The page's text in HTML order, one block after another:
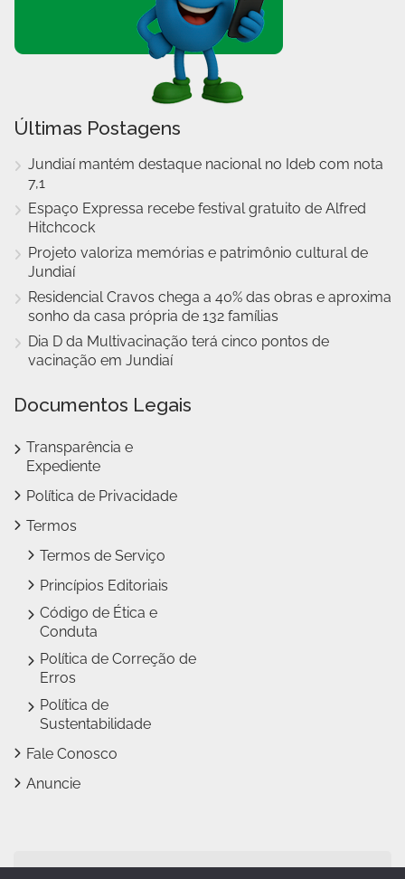
Últimas Postagens
Jundiaí mantém destaque nacional no Ideb com nota
7,1
Espaço Expressa recebe festival gratuito de Alfred
Hitchcock
Projeto valoriza memórias e patrimônio cultural de
Jundiaí
Residencial Cravos chega a 40% das obras e aproxima
sonho da casa própria de 132 famílias
Dia D da Multivacinação terá cinco pontos de
vacinação em Jundiaí
Documentos Legais
Transparência e
Expediente
Política de Privacidade
Termos
Termos de Serviço
Princípios Editoriais
Código de Ética e
Conduta
Política de Correção de
Erros
Política de
Sustentabilidade
Fale Conosco
Anuncie